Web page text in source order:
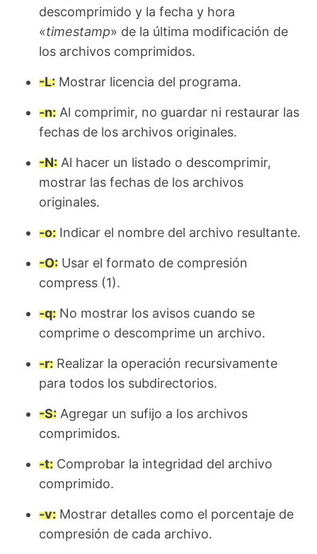
descomprimido y la fecha y hora
«timestamp» de la última modificación de
los archivos comprimidos.
-L: Mostrar licencia del programa.
-n: Al comprimir, no guardar ni restaurar las
fechas de los archivos originales.
-N: Al hacer un listado o descomprimir,
mostrar las fechas de los archivos
originales.
-o: Indicar el nombre del archivo resultante.
-O: Usar el formato de compresión
compress (1).
-q: No mostrar los avisos cuando se
comprime o descomprime un archivo.
-r: Realizar la operación recursivamente
para todos los subdirectorios.
-S: Agregar un sufijo a los archivos
comprimidos.
-t: Comprobar la integridad del archivo
comprimido.
-v: Mostrar detalles como el porcentaje de
compresión de cada archivo.